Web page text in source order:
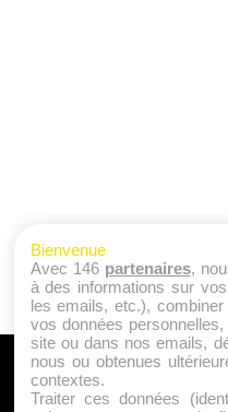
A
Qui
Bienvenue
Avec 146 partenaires,
à des informations sur
les emails, etc.),
vos données
site ou dans nos emails,
nous ou obtenues
contextes.
Traiter ces données